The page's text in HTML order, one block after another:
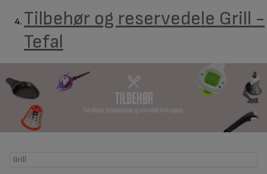
Tilbehør og reservedele Grill -
Tefal
Grill